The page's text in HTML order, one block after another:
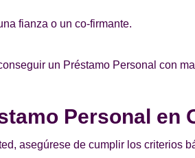
fianza o un co-firmante.
un Préstamo Personal con
Personal en
asegúrese de cumplir los criterios